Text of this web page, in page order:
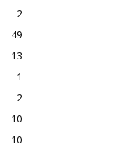
2
49
13
1
2
10
10